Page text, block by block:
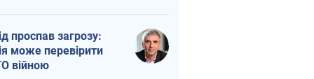
проспав загрозу:
може перевірити
війною